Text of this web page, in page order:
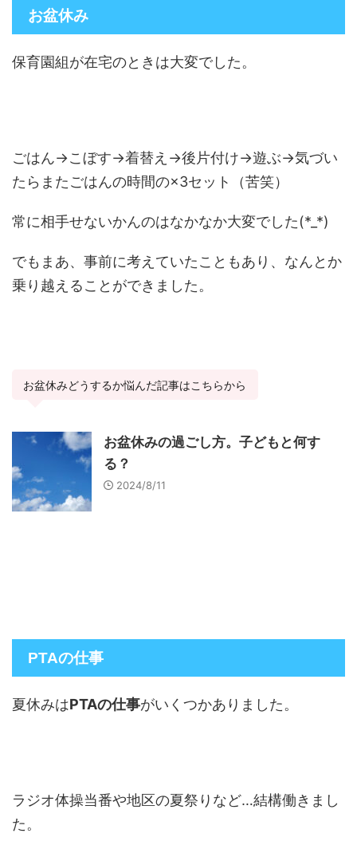
お盆休み
保育園組が在宅のときは大変でした。
ごはん→こぼす→着替え→後片付け→遊ぶ→気づい
たらまたごはんの時間の×3セット（苦笑）
常に相手せないかんのはなかなか大変でした(*_*)
でもまあ、事前に考えていたこともあり、なんとか
乗り越えることができました。
お盆休みどうするか悩んだ記事はこちらから
お盆休みの過ごし方。子どもと何す
る？
2024/8/11
PTAの仕事
夏休みはPTAの仕事がいくつかありました。
ラジオ体操当番や地区の夏祭りなど…結構働きまし
た。